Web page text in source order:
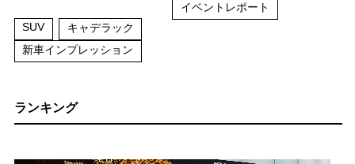
SUV
キャデラック
新車インプレッション
イベントレポート
ランキング